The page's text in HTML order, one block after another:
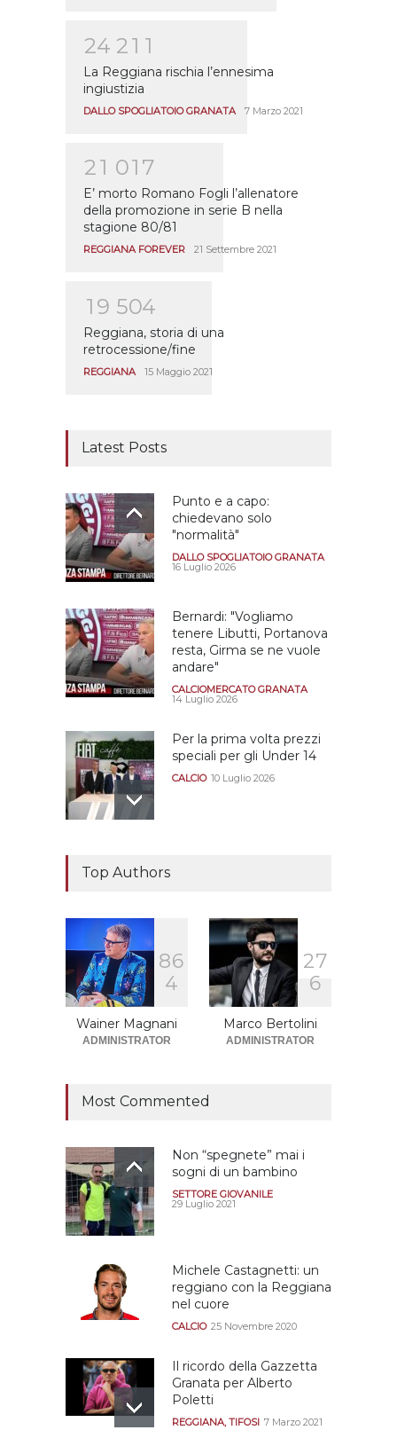
24 21 1
La Reggiana rischia l’ennesima
ingiustizia
DALLO SPOGLIATOIO GRANATA 7 Marzo 2021
21 01 7
E’ morto Romano Fogli l’allenatore
della promozione in serie B nella
stagione 80/81
REGGIANA FOREVER 21 Settembre 2021
1 9 504
Reggiana, storia di una
retrocessione/fine
REGGIANA 15 Maggio 2021
Latest Posts
Punto e a capo:
chiedevano solo
"normalità"
DALLO SPOGLIATOIO GRANATA
16 Luglio 2026
Bernardi: "Vogliamo
tenere Libutti, Portanova
resta, Girma se ne vuole
andare"
CALCIOMERCATO GRANATA
14 Luglio 2026
Per la prima volta prezzi
speciali per gli Under 14
CALCIO 10 Luglio 2026
Sono solo sette le
squadre che sono state
promosse la stagione
successiva alla
retrocessione
Top Authors
86
4
Wainer Magnani
ADMINISTRATOR
27
6
Marco Bertolini
ADMINISTRATOR
Most Commented
Non “spegnete” mai i
sogni di un bambino
SETTORE GIOVANILE
29 Luglio 2021
Michele Castagnetti: un
reggiano con la Reggiana
nel cuore
CALCIO 25 Novembre 2020
Il ricordo della Gazzetta
Granata per Alberto
Poletti
REGGIANA, TIFOSI 7 Marzo 2021